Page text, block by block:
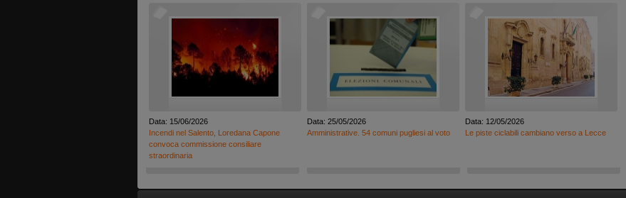
Data: 15/06/2026
Incendi nel Salento, Loredana Capone
convoca commissione consiliare
straordinaria
Data: 25/05/2026
Amministrative. 54 comuni pugliesi al voto
Data: 12/05/2026
Le piste ciclabili cambiano verso a Lecce